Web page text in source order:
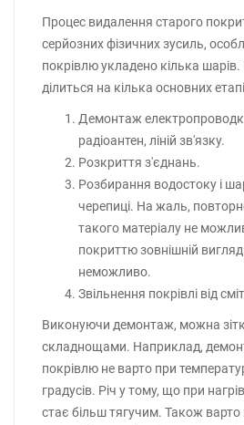
Процес видалення старого
серйозних фізичних зусиль,
покрівлю укладено кілька
ділиться на кілька основних
Демонтаж електропроводки,
радіоантен, ліній зв'язку.
Розкриття з'єднань.
Розбирання водостоку і
черепиці. На жаль,
такого матеріалу не
покриттю зовнішній
неможливо.
Звільнення покрівлі від
Виконуючи демонтаж, можна
складнощами. Наприклад,
покрівлю не варто при
градусів. Річ у тому, що при
стає більш тягучим. Також